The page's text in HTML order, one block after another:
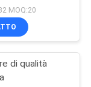
del
42
e ricarica
per
e laboratori
MOQ:20
di qualità